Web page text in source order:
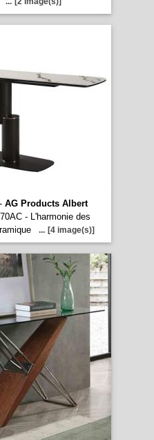
AG Products Albert
- L'harmonie des
... [4 image(s)]